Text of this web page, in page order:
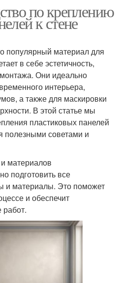
по креплению
к стене
популярный материал для
в себе эстетичность,
монтажа. Они идеально
интерьера,
а также для маскировки
В этой статье мы
пластиковых панелей
полезными советами и
материалов
подготовить все
и материалы. Это поможет
и обеспечит
работ.